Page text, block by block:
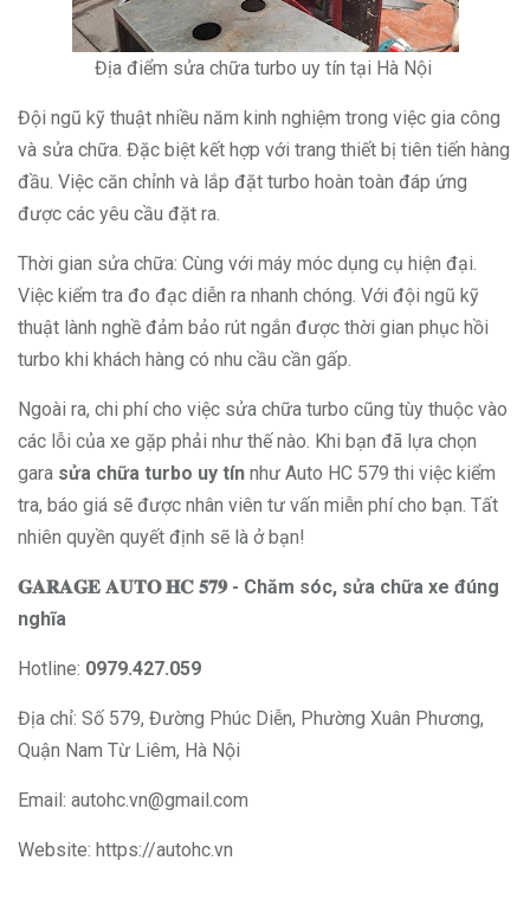
Địa điểm sửa chữa turbo uy tín tại Hà Nội
Đội ngũ kỹ thuật nhiều năm kinh nghiệm trong việc gia công
và sửa chữa. Đặc biệt kết hợp với trang thiết bị tiên tiến hàng
đầu. Việc căn chỉnh và lắp đặt turbo hoàn toàn đáp ứng
được các yêu cầu đặt ra.
Thời gian sửa chữa: Cùng với máy móc dụng cụ hiện đại.
Việc kiểm tra đo đạc diễn ra nhanh chóng. Với đội ngũ kỹ
thuật lành nghề đảm bảo rút ngắn được thời gian phục hồi
turbo khi khách hàng có nhu cầu cần gấp.
Ngoài ra, chi phí cho việc sửa chữa turbo cũng tùy thuộc vào
các lỗi của xe gặp phải như thế nào. Khi bạn đã lựa chọn
gara sửa chữa turbo uy tín như Auto HC 579 thi việc kiểm
tra, báo giá sẽ được nhân viên tư vấn miễn phí cho bạn. Tất
nhiên quyền quyết định sẽ là ở bạn!
𝐆𝐀𝐑𝐀𝐆𝐄 𝐀𝐔𝐓𝐎 𝐇𝐂 𝟓𝟕𝟗 - Chăm sóc, sửa chữa xe đúng
nghĩa
Hotline: 0979.427.059
Địa chỉ: Số 579, Đường Phúc Diễn, Phường Xuân Phương,
Quận Nam Từ Liêm, Hà Nội
Email: autohc.vn@gmail.com
Website: https://autohc.vn